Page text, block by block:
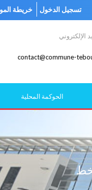
تسجيل الدخول خريطة
الإلكتروني
contact@commune-
الحوكمة المحلية